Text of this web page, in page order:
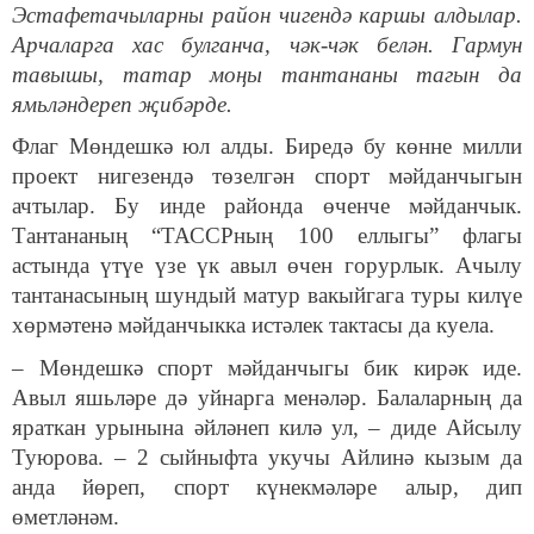
Эстафетачыларны район чигендә каршы алдылар.
Арчаларга хас булганча, чәк-чәк белән. Гармун
тавышы, татар моңы тантананы тагын да
ямьләндереп җибәрде.
Флаг Мөндешкә юл алды. Биредә бу көнне милли
проект нигезендә төзелгән спорт мәйданчыгын
ачтылар. Бу инде районда өченче мәйданчык.
Тантананың “ТАССРның 100 еллыгы” флагы
астында үтүе үзе үк авыл өчен горурлык. Ачылу
тантанасының шундый матур вакыйгага туры килүе
хөрмәтенә мәйданчыкка истәлек тактасы да куела.
– Мөндешкә спорт мәйданчыгы бик кирәк иде.
Авыл яшьләре дә уйнарга менәләр. Балаларның да
яраткан урынына әйләнеп килә ул, – диде Айсылу
Туюрова. – 2 сыйныфта укучы Айлинә кызым да
анда йөреп, спорт күнекмәләре алыр, дип
өметләнәм.